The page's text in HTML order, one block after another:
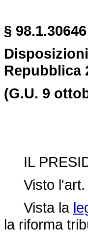
§
Repubblica
(G.U. 9
IL
Visto l'art.
Vista la
la riforma